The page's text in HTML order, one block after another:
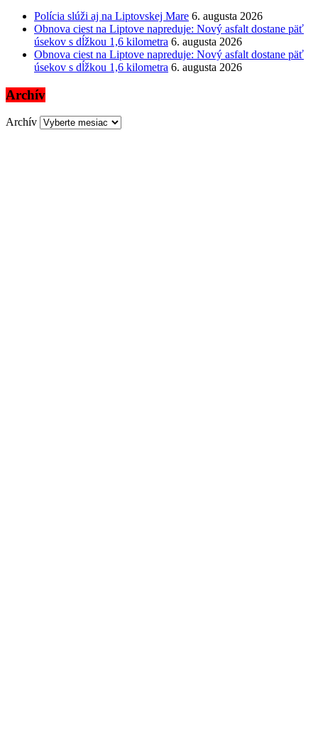
Polícia slúži aj na Liptovskej Mare 6. augusta 2026
Obnova ciest na Liptove napreduje: Nový asfalt dostane päť
úsekov s dĺžkou 1,6 kilometra 6. augusta 2026
Obnova ciest na Liptove napreduje: Nový asfalt dostane päť
úsekov s dĺžkou 1,6 kilometra 6. augusta 2026
Archív
Archív